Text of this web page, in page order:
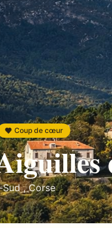
Coup de cœur
Sud,Corse